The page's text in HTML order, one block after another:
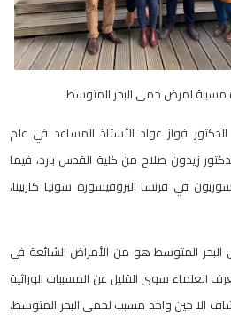
لمرض حمى البحر المتوسط.
فواز عواد الأستاذ المساعد في علم
زيدون صلاح من كلية القدس بارد، فيما
في فرنسا البروفيسورة سونيا كاربينا،
البحر المتوسط هو من الأمراض الشائعة في
العلماء سوى القليل عن المسببات الوراثية
الا جين واحد مسبب لحمى البحر المتوسط،